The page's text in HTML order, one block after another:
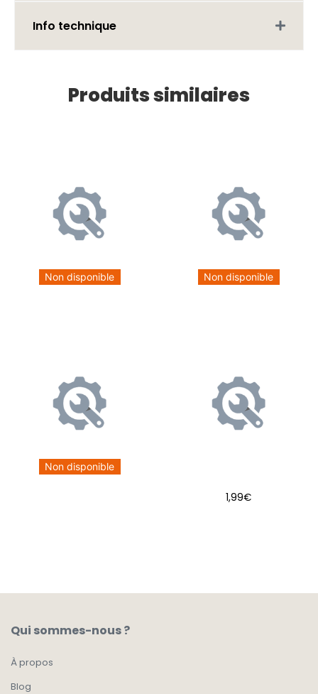
Info technique
Produits similaires
Non disponible Non disponible
Non disponible
1,99€
Qui sommes-nous ?
À propos
Blog